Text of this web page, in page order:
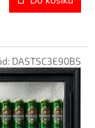
A
DASTSC3E90BS